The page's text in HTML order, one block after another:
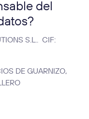
del
S.L.. CIF:
DE GUARNIZO,